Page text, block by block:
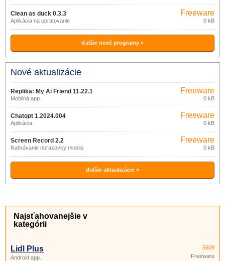
Clean as duck 0.3.3
Aplikácia na upratovanie
Freeware
0 kB
ďalšie nové programy »
Nové aktualizácie
Replika: My Ai Friend 11.22.1
Mobilná app.
Freeware
0 kB
Chatgpt 1.2024.004
Aplikácia.
Freeware
0 kB
Screen Record 2.2
Nahrávanie obrazovky mobilu.
Freeware
0 kB
ďalšie aktualizácie »
Najsťahovanejšie v
kategórii
Lidl Plus
Android app.
5609
Freeware